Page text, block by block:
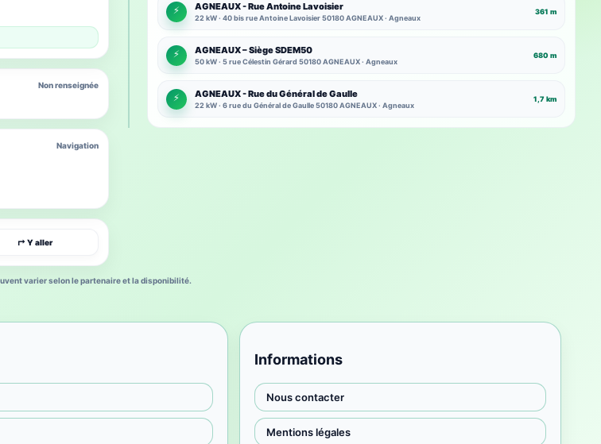
⚡ AGNEAUX - Rue Antoine Lavoisier
22 kW · 40 bis rue Antoine Lavoisier 50180 AGNEAUX · Agneaux
361 m
⚡ AGNEAUX – Siège SDEM50
50 kW · 5 rue Célestin Gérard 50180 AGNEAUX · Agneaux
680 m
⚡ AGNEAUX - Rue du Général de Gaulle
22 kW · 6 rue du Général de Gaulle 50180 AGNEAUX · Agneaux
1,7 km
↱ Y aller
Non renseignée
Navigation
varier selon le partenaire et la disponibilité.
Informations
Nous contacter
Mentions légales